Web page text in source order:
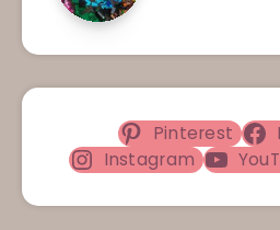
Pinterest
Instagram